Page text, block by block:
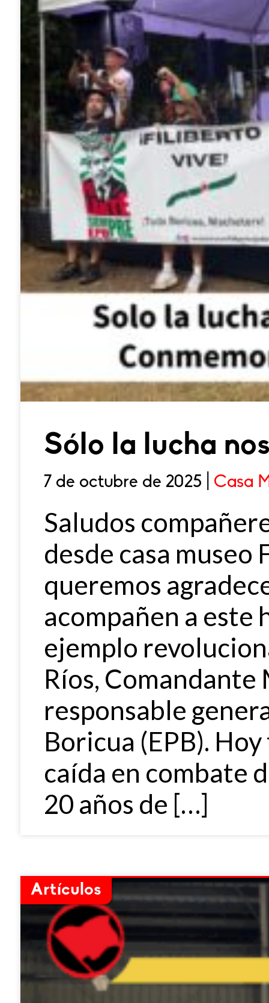
Sólo la lucha
7 de octubre de 2025 | Casa
Saludos
desde casa museo
queremos
acompañen a este
ejemplo
Ríos,
responsable
Boricua (EPB).
caída en combate
20 años de […]
Artículos